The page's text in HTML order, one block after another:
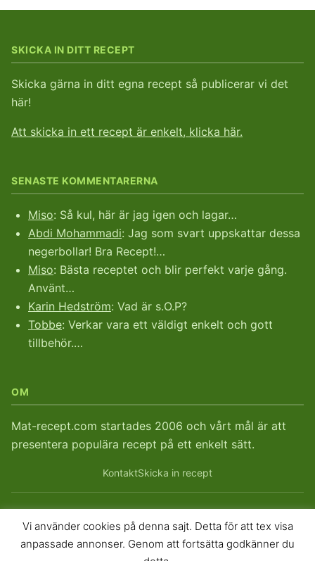
SKICKA IN DITT RECEPT
Skicka gärna in ditt egna recept så publicerar vi det
här!
Att skicka in ett recept är enkelt, klicka här.
SENASTE KOMMENTARERNA
Miso: Så kul, här är jag igen och lagar…
Abdi Mohammadi: Jag som svart uppskattar dessa
negerbollar! Bra Recept!…
Miso: Bästa receptet och blir perfekt varje gång.
Använt…
Karin Hedström: Vad är s.O.P?
Tobbe: Verkar vara ett väldigt enkelt och gott
tillbehör.…
OM
Mat-recept.com startades 2006 och vårt mål är att
presentera populära recept på ett enkelt sätt.
KontaktSkicka in recept
© 2026Mat-recept.com. Mat-recept sedan 2006.
Vi använder cookies på denna sajt. Detta för att tex visa
anpassade annonser. Genom att fortsätta godkänner du